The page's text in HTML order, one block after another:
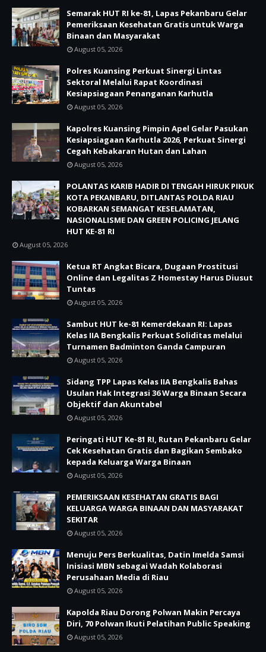
Semarak HUT RI ke-81, Lapas Pekanbaru Gelar
Pemeriksaan Kesehatan Gratis untuk Warga
Binaan dan Masyarakat
August 05, 2026
Polres Kuansing Perkuat Sinergi Lintas
Sektoral Melalui Rapat Koordinasi
Kesiapsiagaan Penanganan Karhutla
August 05, 2026
Kapolres Kuansing Pimpin Apel Gelar Pasukan
Kesiapsiagaan Karhutla 2026, Perkuat Sinergi
Cegah Kebakaran Hutan dan Lahan
August 05, 2026
POLANTAS KARIB HADIR DI TENGAH HIRUK PIKUK
KOTA PEKANBARU, DITLANTAS POLDA RIAU
KOBARKAN SEMANGAT KESELAMATAN,
NASIONALISME DAN GREEN POLICING JELANG
HUT KE-81 RI
August 05, 2026
Ketua RT Angkat Bicara, Dugaan Prostitusi
Online dan Legalitas Z Homestay Harus Diusut
Tuntas
August 05, 2026
Sambut HUT ke-81 Kemerdekaan RI: Lapas
Kelas IIA Bengkalis Perkuat Soliditas melalui
Turnamen Badminton Ganda Campuran
August 05, 2026
Sidang TPP Lapas Kelas IIA Bengkalis Bahas
Usulan Hak Integrasi 36 Warga Binaan Secara
Objektif dan Akuntabel
August 05, 2026
Peringati HUT Ke-81 RI, Rutan Pekanbaru Gelar
Cek Kesehatan Gratis dan Bagikan Sembako
kepada Keluarga Warga Binaan
August 05, 2026
PEMERIKSAAN KESEHATAN GRATIS BAGI
KELUARGA WARGA BINAAN DAN MASYARAKAT
SEKITAR
August 05, 2026
Menuju Pers Berkualitas, Datin Imelda Samsi
Inisiasi MBN sebagai Wadah Kolaborasi
Perusahaan Media di Riau
August 05, 2026
Kapolda Riau Dorong Polwan Makin Percaya
Diri, 70 Polwan Ikuti Pelatihan Public Speaking
August 05, 2026